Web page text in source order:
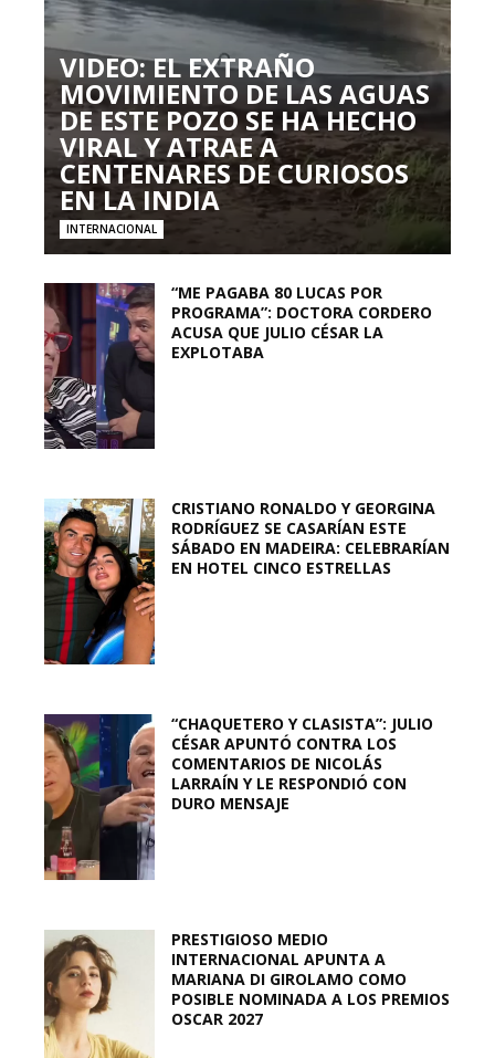
VIDEO: EL EXTRAÑO
MOVIMIENTO DE LAS AGUAS
DE ESTE POZO SE HA HECHO
VIRAL Y ATRAE A
CENTENARES DE CURIOSOS
EN LA INDIA
INTERNACIONAL
“ME PAGABA 80 LUCAS POR
PROGRAMA”: DOCTORA CORDERO
ACUSA QUE JULIO CÉSAR LA
EXPLOTABA
CRISTIANO RONALDO Y GEORGINA
RODRÍGUEZ SE CASARÍAN ESTE
SÁBADO EN MADEIRA: CELEBRARÍAN
EN HOTEL CINCO ESTRELLAS
“CHAQUETERO Y CLASISTA”: JULIO
CÉSAR APUNTÓ CONTRA LOS
COMENTARIOS DE NICOLÁS
LARRAÍN Y LE RESPONDIÓ CON
DURO MENSAJE
PRESTIGIOSO MEDIO
INTERNACIONAL APUNTA A
MARIANA DI GIROLAMO COMO
POSIBLE NOMINADA A LOS PREMIOS
OSCAR 2027